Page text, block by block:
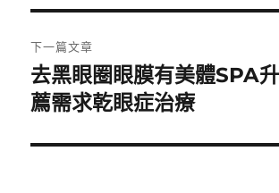
覽
文
章:
下一篇文章
下
一
文
去黑眼圈眼膜有美體SPA
薦需求乾眼症治療